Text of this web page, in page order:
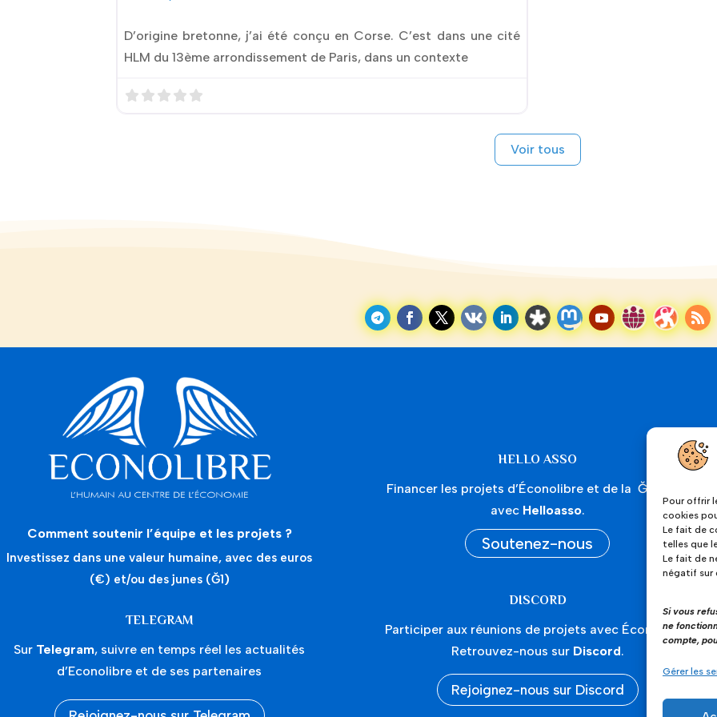
Pour offrir
cookies
Le fait de
telles que
Le fait de
négatif sur
Si vous
ne
compte,
Gérer les
D’origine bretonne, j’ai été conçu en Corse. C’est dans une cité
HLM du 13ème arrondissement de Paris, dans un contexte
Voir tous
Comment soutenir l’équipe et les projets ?
Investissez dans une valeur humaine, avec des euros
(€) et/ou des junes (Ğ1)
TELEGRAM
Sur Telegram, suivre en temps réel les actualités
d’Econolibre et de ses partenaires
HELLO ASSO
Financer les projets d’Éconolibre et de la Ğéquipe
avec Helloasso.
Soutenez-nous
DISCORD
Participer aux réunions de projets avec Éconolibre.
Retrouvez-nous sur Discord.
Rejoignez-nous sur Discord